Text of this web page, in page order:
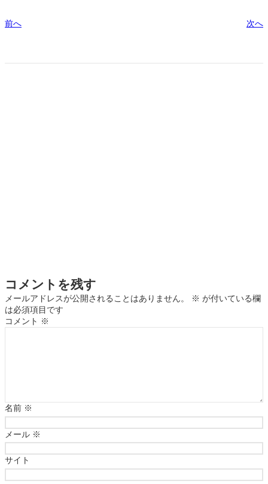
前へ 次へ
コメントを残す
メールアドレスが公開されることはありません。 ※ が付いている欄
は必須項目です
コメント ※
名前 ※
メール ※
サイト